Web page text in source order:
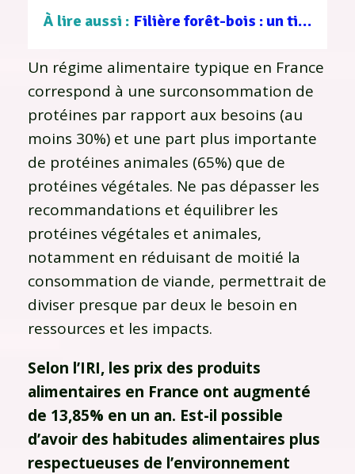
À lire aussi : Filière forêt-bois : un tissu d’entreprises au service d’une gestion durable
Un régime alimentaire typique en France
correspond à une surconsommation de
protéines par rapport aux besoins (au
moins 30%) et une part plus importante
de protéines animales (65%) que de
protéines végétales. Ne pas dépasser les
recommandations et équilibrer les
protéines végétales et animales,
notamment en réduisant de moitié la
consommation de viande, permettrait de
diviser presque par deux le besoin en
ressources et les impacts.
Selon l’IRI, les prix des produits
alimentaires en France ont augmenté
de 13,85% en un an. Est-il possible
d’avoir des habitudes alimentaires plus
respectueuses de l’environnement